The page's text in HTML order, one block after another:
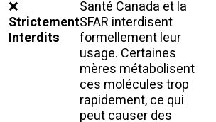
❌
Strictement
Interdits
Santé Canada et la
SFAR interdisent
formellement leur
usage. Certaines
mères métabolisent
ces molécules trop
rapidement, ce qui
peut causer des